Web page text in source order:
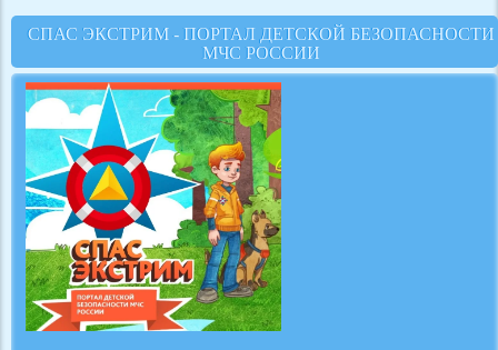
СПАС ЭКСТРИМ - ПОРТАЛ ДЕТСКОЙ БЕЗОПАСНОСТИ
МЧС РОССИИ